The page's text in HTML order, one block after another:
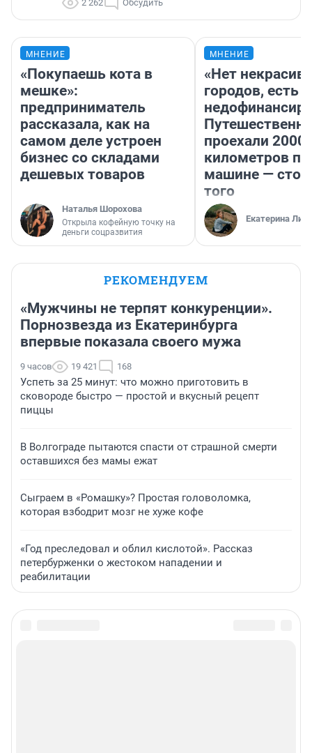
2 262 Обсудить
МНЕНИЕ
«Покупаешь кота в
мешке»:
предприниматель
рассказала, как на
самом деле устроен
бизнес со складами
дешевых товаров
Наталья Шорохова
Открыла кофейную точку на
деньги соцразвития
МНЕНИЕ
«Нет
городов, есть
проехали 2000
километров по
машине —
того
Екатерина
РЕКОМЕНДУЕМ
«Мужчины не терпят конкуренции».
Порнозвезда из Екатеринбурга
впервые показала своего мужа
9 часов 19 421 168
Успеть за 25 минут: что можно приготовить в
сковороде быстро — простой и вкусный рецепт
пиццы
В Волгограде пытаются спасти от страшной смерти
оставшихся без мамы ежат
Сыграем в «Ромашку»? Простая головоломка,
которая взбодрит мозг не хуже кофе
«Год преследовал и облил кислотой». Рассказ
петербурженки о жестоком нападении и
реабилитации